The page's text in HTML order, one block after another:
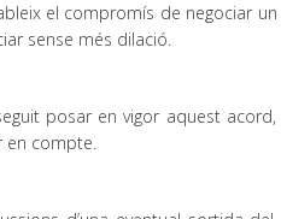
el compromís de negociar
sense més dilació.
posar en vigor aquest acord,
en compte.